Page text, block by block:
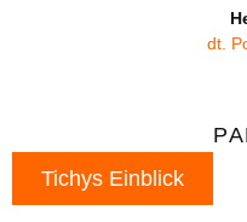
dt.
Tichys Einblick